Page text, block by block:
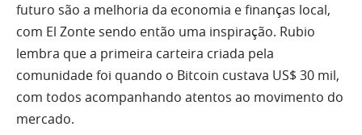
futuro são a melhoria da economia e finanças local,
com El Zonte sendo então uma inspiração. Rubio
lembra que a primeira carteira criada pela
comunidade foi quando o Bitcoin custava US$ 30 mil,
com todos acompanhando atentos ao movimento do
mercado.